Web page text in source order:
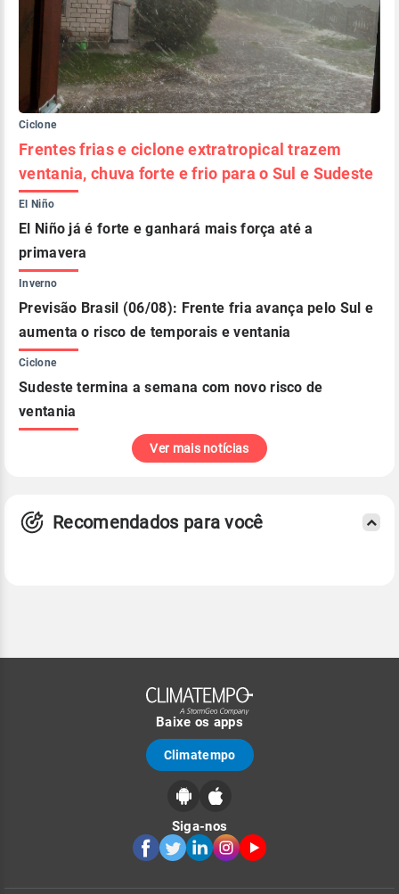
Ciclone
Frentes frias e ciclone extratropical trazem
ventania, chuva forte e frio para o Sul e Sudeste
El Niño
El Niño já é forte e ganhará mais força até a
primavera
Inverno
Previsão Brasil (06/08): Frente fria avança pelo Sul e
aumenta o risco de temporais e ventania
Ciclone
Sudeste termina a semana com novo risco de
ventania
Ver mais notícias
Recomendados para você
Baixe os apps
Climatempo
Siga-nos